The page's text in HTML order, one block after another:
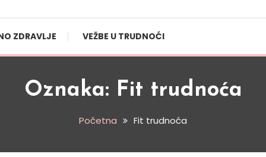
ZDRAVLJE VEŽBE U TRUDNOĆI
Oznaka: Fit trudnoća
Početna Fit trudnoća